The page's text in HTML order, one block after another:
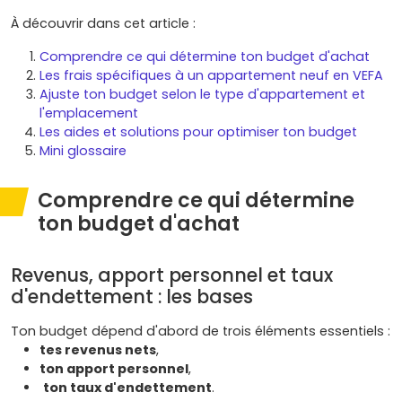
À découvrir dans cet article :
Comprendre ce qui détermine ton budget d'achat
Les frais spécifiques à un appartement neuf en VEFA
Ajuste ton budget selon le type d'appartement et
l'emplacement
Les aides et solutions pour optimiser ton budget
Mini glossaire
Comprendre ce qui détermine
ton budget d'achat
Revenus, apport personnel et taux
d'endettement : les bases
Ton budget dépend d'abord de trois éléments essentiels :
tes revenus nets,
ton apport personnel,
ton taux d'endettement.